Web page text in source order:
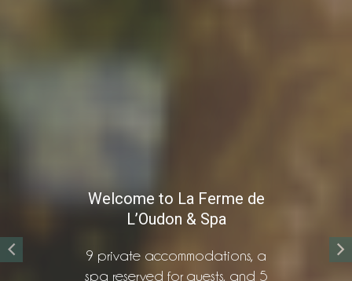
Welcome to La Ferme de
L’Oudon & Spa
9 private accommodations, a
spa reserved for guests, and 5